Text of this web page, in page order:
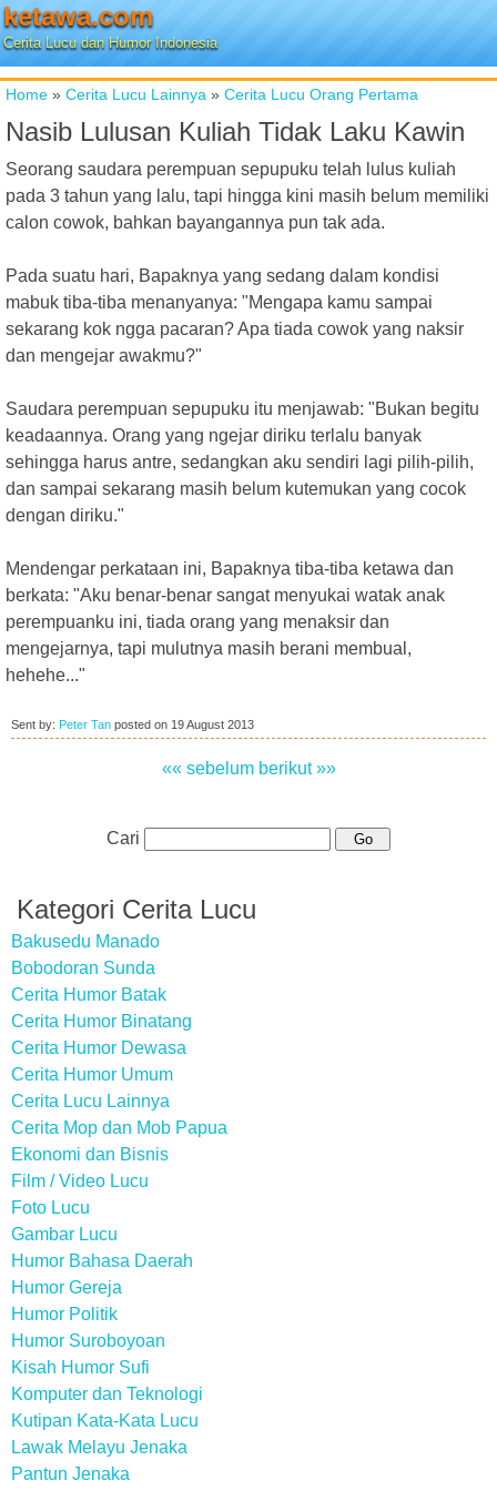
ketawa.com
Cerita Lucu dan Humor Indonesia
Home » Cerita Lucu Lainnya » Cerita Lucu Orang Pertama
Nasib Lulusan Kuliah Tidak Laku Kawin
Seorang saudara perempuan sepupuku telah lulus kuliah
pada 3 tahun yang lalu, tapi hingga kini masih belum memiliki
calon cowok, bahkan bayangannya pun tak ada.
Pada suatu hari, Bapaknya yang sedang dalam kondisi
mabuk tiba-tiba menanyanya: "Mengapa kamu sampai
sekarang kok ngga pacaran? Apa tiada cowok yang naksir
dan mengejar awakmu?"
Saudara perempuan sepupuku itu menjawab: "Bukan begitu
keadaannya. Orang yang ngejar diriku terlalu banyak
sehingga harus antre, sedangkan aku sendiri lagi pilih-pilih,
dan sampai sekarang masih belum kutemukan yang cocok
dengan diriku."
Mendengar perkataan ini, Bapaknya tiba-tiba ketawa dan
berkata: "Aku benar-benar sangat menyukai watak anak
perempuanku ini, tiada orang yang menaksir dan
mengejarnya, tapi mulutnya masih berani membual,
hehehe..."
Sent by: Peter Tan posted on 19 August 2013
«« sebelum berikut »»
Cari
Kategori Cerita Lucu
Bakusedu Manado
Bobodoran Sunda
Cerita Humor Batak
Cerita Humor Binatang
Cerita Humor Dewasa
Cerita Humor Umum
Cerita Lucu Lainnya
Cerita Mop dan Mob Papua
Ekonomi dan Bisnis
Film / Video Lucu
Foto Lucu
Gambar Lucu
Humor Bahasa Daerah
Humor Gereja
Humor Politik
Humor Suroboyoan
Kisah Humor Sufi
Komputer dan Teknologi
Kutipan Kata-Kata Lucu
Lawak Melayu Jenaka
Pantun Jenaka